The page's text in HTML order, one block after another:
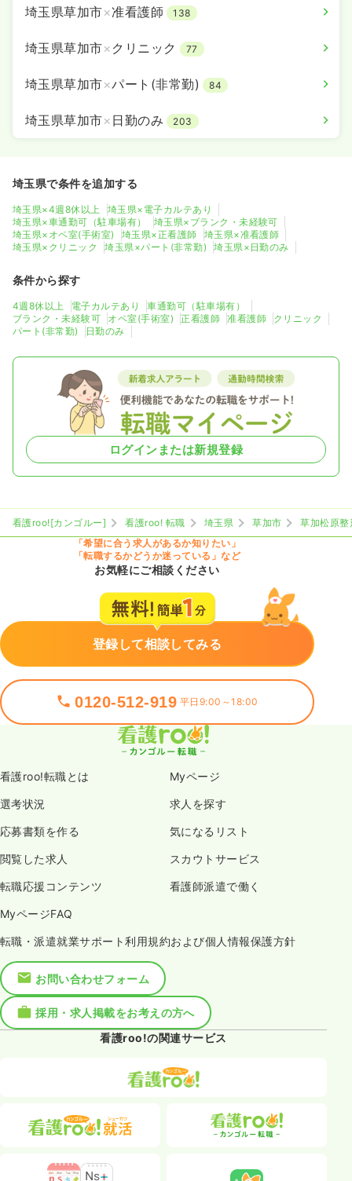
埼玉県草加市×准看護師 138
埼玉県草加市× クリニック 77
埼玉県草加市×パート(非常勤) 84
埼玉県草加市× 日勤のみ 203
埼玉県で条件を追加する
埼玉県×4週8休以上
埼玉県×電子カルテあり
埼玉県×車通勤可（駐車場有）
埼玉県×ブランク・未経験可
埼玉県×オペ室(手術室)
埼玉県×正看護師
埼玉県×准看護師
埼玉県×クリニック
埼玉県×パート(非常勤) 埼玉県×日勤のみ
条件から探す
4週8休以上 電子カルテあり
車通勤可（駐車場有）
ブランク・未経験可
オペ室(手術室) 正看護師 准看護師
クリニック
パート(非常勤)
日勤のみ
ログインまたは新規登録
看護roo![カンゴルー] 看護roo! 転職 埼玉県 草加市
草加松原
「希望に合う求人があるか知りたい」
「転職するかどうか迷っている」など
お気軽にご相談ください
登録して相談してみる
0120-512-919 平日9:00～18:00
看護roo!転職とは Myページ
選考状況 求人を探す
応募書類を作る 気になるリスト
閲覧した求人 スカウトサービス
転職応援コンテンツ 看護師派遣で働く
MyページFAQ
転職・派遣就業サポート利用規約および個人情報保護方針
お問い合わせフォーム
採用・求人掲載をお考えの方へ
看護roo!の関連サービス